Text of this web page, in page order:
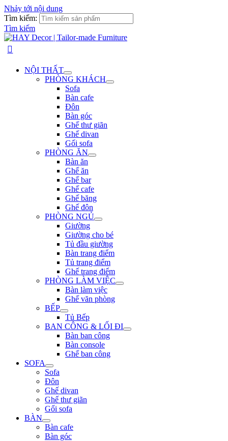
Nhảy tới nội dung
Tìm kiếm:
Tìm kiếm
NỘI THẤT
PHÒNG KHÁCH
Sofa
Bàn cafe
Đôn
Bàn góc
Ghế thư giãn
Ghế divan
Gối sofa
PHÒNG ĂN
Bàn ăn
Ghế ăn
Ghế bar
Ghế cafe
Ghế băng
Ghế đôn
PHÒNG NGỦ
Giường
Giường cho bé
Tủ đầu giường
Bàn trang điểm
Tủ trang điểm
Ghế trang điểm
PHÒNG LÀM VIỆC
Bàn làm việc
Ghế văn phòng
BẾP
Tủ Bếp
BAN CÔNG & LỐI ĐI
Bàn ban công
Bàn console
Ghế ban công
SOFA
Sofa
Đôn
Ghế divan
Ghế thư giãn
Gối sofa
BÀN
Bàn cafe
Bàn góc